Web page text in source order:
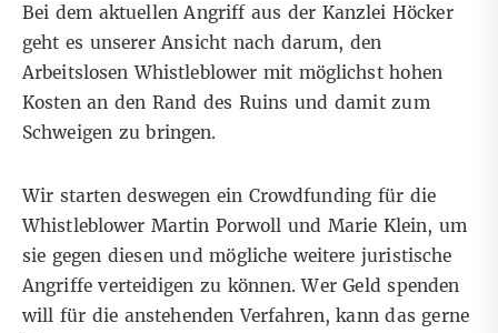
Bei dem aktuellen Angriff aus der Kanzlei Höcker
geht es unserer Ansicht nach darum, den
Arbeitslosen Whistleblower mit möglichst hohen
Kosten an den Rand des Ruins und damit zum
Schweigen zu bringen.
Wir starten deswegen ein Crowdfunding für die
Whistleblower Martin Porwoll und Marie Klein, um
sie gegen diesen und mögliche weitere juristische
Angriffe verteidigen zu können. Wer Geld spenden
will für die anstehenden Verfahren, kann das gerne